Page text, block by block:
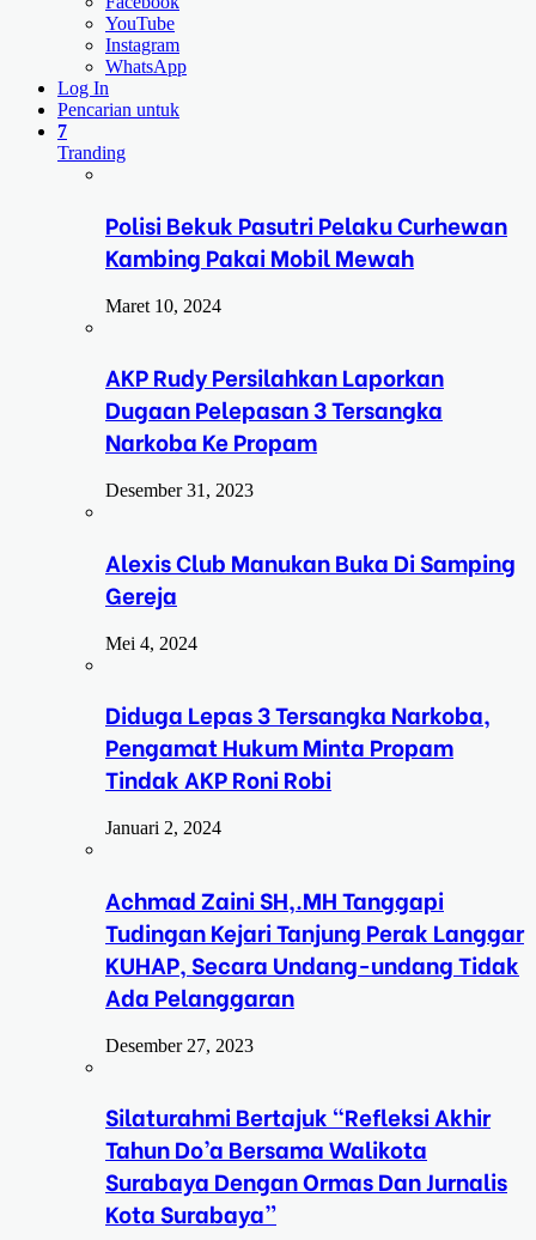
YouTube
Instagram
WhatsApp
Log In
Pencarian untuk
7
Tranding
Polisi Bekuk Pasutri Pelaku Curhewan
Kambing Pakai Mobil Mewah
Maret 10, 2024
AKP Rudy Persilahkan Laporkan
Dugaan Pelepasan 3 Tersangka
Narkoba Ke Propam
Desember 31, 2023
Alexis Club Manukan Buka Di Samping
Gereja
Mei 4, 2024
Diduga Lepas 3 Tersangka Narkoba,
Pengamat Hukum Minta Propam
Tindak AKP Roni Robi
Januari 2, 2024
Achmad Zaini SH,.MH Tanggapi
Tudingan Kejari Tanjung Perak Langgar
KUHAP, Secara Undang-undang Tidak
Ada Pelanggaran
Desember 27, 2023
Silaturahmi Bertajuk “Refleksi Akhir
Tahun Do’a Bersama Walikota
Surabaya Dengan Ormas Dan Jurnalis
Kota Surabaya”